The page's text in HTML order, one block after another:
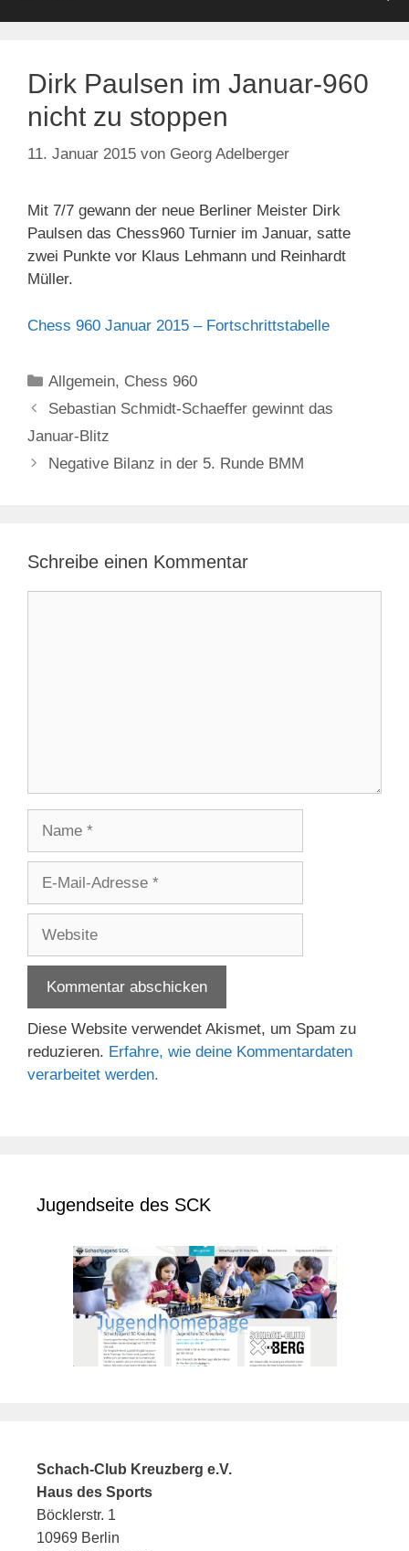
Dirk Paulsen im Januar-960
nicht zu stoppen
11. Januar 2015 von Georg Adelberger
Mit 7/7 gewann der neue Berliner Meister Dirk
Paulsen das Chess960 Turnier im Januar, satte
zwei Punkte vor Klaus Lehmann und Reinhardt
Müller.
Chess 960 Januar 2015 – Fortschrittstabelle
Kategorien
Allgemein, Chess 960
Sebastian Schmidt-Schaeffer gewinnt das
Januar-Blitz
Negative Bilanz in der 5. Runde BMM
Schreibe einen Kommentar
Adresse
Diese Website verwendet Akismet, um Spam zu
reduzieren. Erfahre, wie deine Kommentardaten
verarbeitet werden.
Jugendseite des SCK
Schach-Club Kreuzberg e.V.
Haus des Sports
Böcklerstr. 1
10969 Berlin